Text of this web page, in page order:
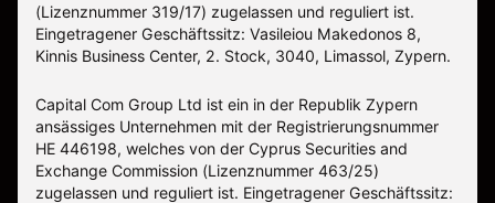
(Lizenznummer 319/17) zugelassen und reguliert ist.
Eingetragener Geschäftssitz: Vasileiou Makedonos 8,
Kinnis Business Center, 2. Stock, 3040, Limassol, Zypern.
Capital Com Group Ltd ist ein in der Republik Zypern
ansässiges Unternehmen mit der Registrierungsnummer
ΗΕ 446198, welches von der Cyprus Securities and
Exchange Commission (Lizenznummer 463/25)
zugelassen und reguliert ist. Eingetragener Geschäftssitz: